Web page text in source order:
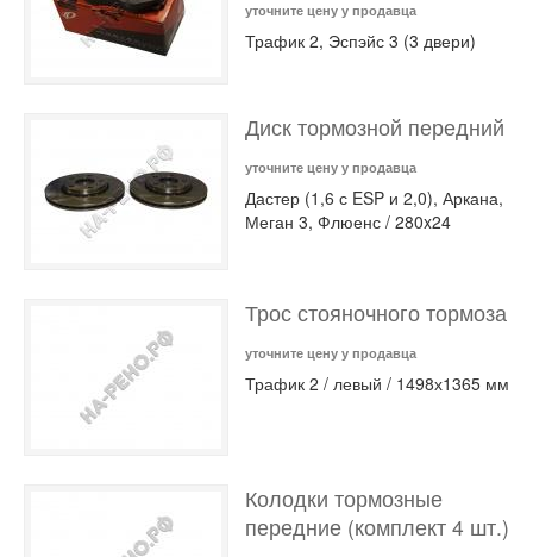
уточните цену у продавца
Трафик 2, Эспэйс 3 (3 двери)
Диск тормозной передний
уточните цену у продавца
Дастер (1,6 с ESP и 2,0), Аркана,
Меган 3, Флюенс / 280x24
Трос стояночного тормоза
уточните цену у продавца
Трафик 2 / левый / 1498х1365 мм
Колодки тормозные
передние (комплект 4 шт.)